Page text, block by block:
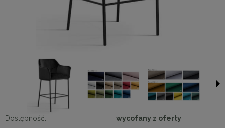
Dostępność: wycofany z oferty